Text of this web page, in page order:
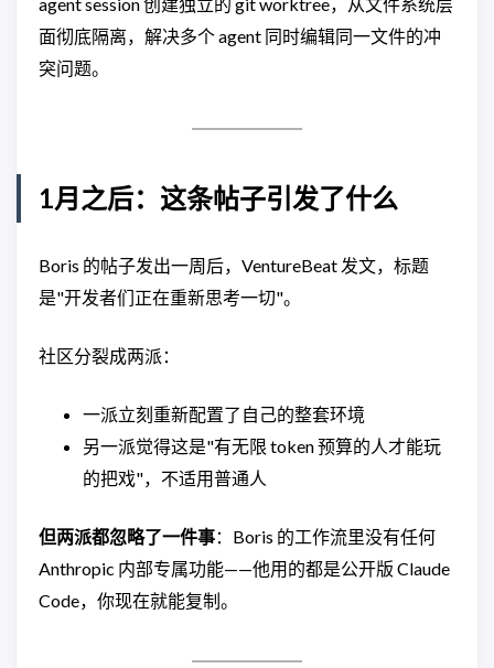
面彻底隔离，解决多个 agent 同时编辑同一文件的冲
突问题。
1月之后：这条帖子引发了什么
Boris 的帖子发出一周后，VentureBeat 发文，标题
是"开发者们正在重新思考一切"。
社区分裂成两派：
一派立刻重新配置了自己的整套环境
另一派觉得这是"有无限 token 预算的人才能玩
的把戏"，不适用普通人
但两派都忽略了一件事：Boris 的工作流里没有任何
Anthropic 内部专属功能——他用的都是公开版 Claude
Code，你现在就能复制。